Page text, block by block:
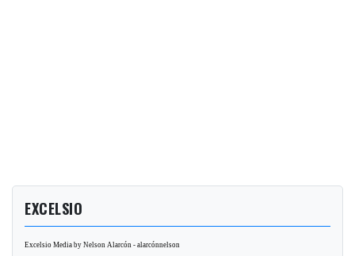
EXCELSIO
Excelsio Media by Nelson Alarcón - alarcónnelson